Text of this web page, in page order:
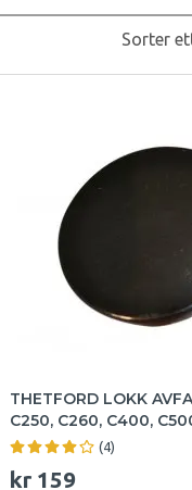
Sorter
THETFORD LOKK
C250, C260, C400,
(4)
kr 159